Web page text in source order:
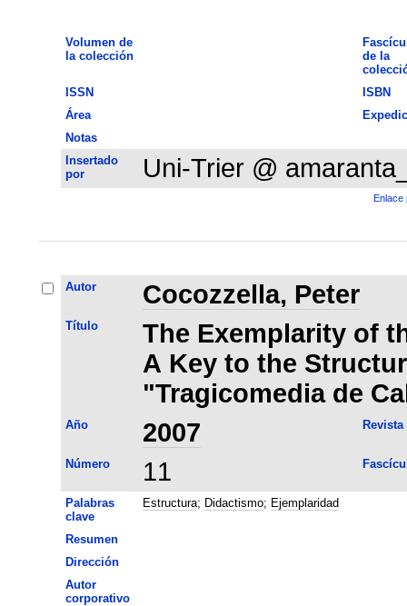
Volumen de
la colección
de la
ISSN
ISBN
Área
Notas
Insertado
por
Uni-Trier @
Enlace
Autor Cocozzella, Peter
Título
The Exemplarity of
A Key to the
"Tragicomedia de
Año 2007 Revista
Número 11
Palabras
clave
Estructura; Didactismo; Ejemplaridad
Resumen
Dirección
Autor
corporativo